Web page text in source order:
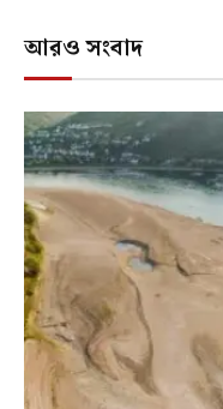
আরও সংবাদ